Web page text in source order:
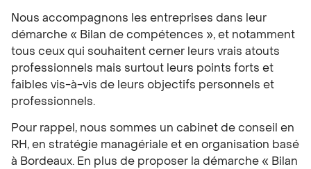
Nous accompagnons les entreprises dans leur
démarche « Bilan de compétences », et notamment
tous ceux qui souhaitent cerner leurs vrais atouts
professionnels mais surtout leurs points forts et
faibles vis-à-vis de leurs objectifs personnels et
professionnels.
Pour rappel, nous sommes un cabinet de conseil en
RH, en stratégie managériale et en organisation basé
à Bordeaux. En plus de proposer la démarche « Bilan